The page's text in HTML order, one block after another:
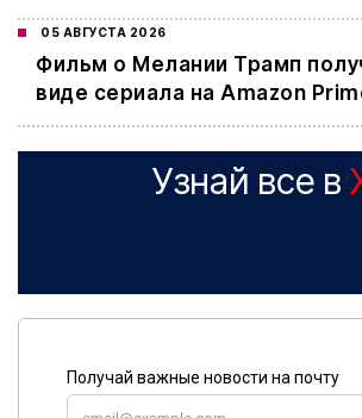
05 АВГУСТА 2026
Фильм о Мелании Трамп
виде сериала на Amazon
Узнай все в